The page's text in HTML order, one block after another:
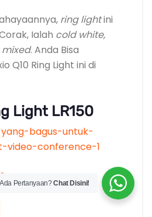
ring lightini
Ialah cold white,
mixed. Anda Bisa
Q10 Ring Light ini di
Light LR150
Ada Pertanyaan?Chat Disini!